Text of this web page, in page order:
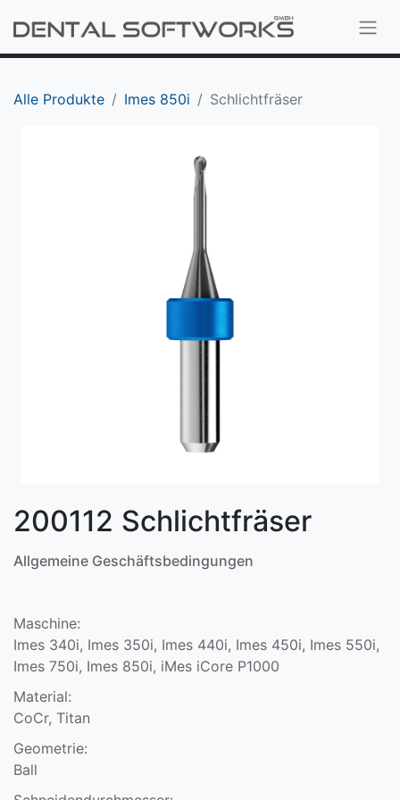
Alle Produkte Imes 850i Schlichtfräser
200112 Schlichtfräser
Allgemeine Geschäftsbedingungen
Maschine:
Imes 340i, Imes 350i, Imes 440i, Imes 450i, Imes 550i,
Imes 750i, Imes 850i, iMes iCore P1000
Material:
CoCr, Titan
Geometrie:
Ball